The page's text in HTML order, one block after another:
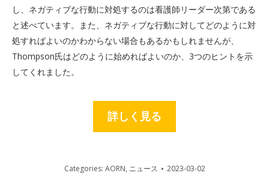
し、ネガティブな行動に対処するのは看護師リーダー次第である
と述べています。また、ネガティブな行動に対してどのように対
処すればよいのかわからない場合もあるかもしれませんが、
Thompson氏はどのように始めればよいのか、3つのヒントを示
してくれました。
詳しく見る
Categories: AORN, ニュース 2023-03-02